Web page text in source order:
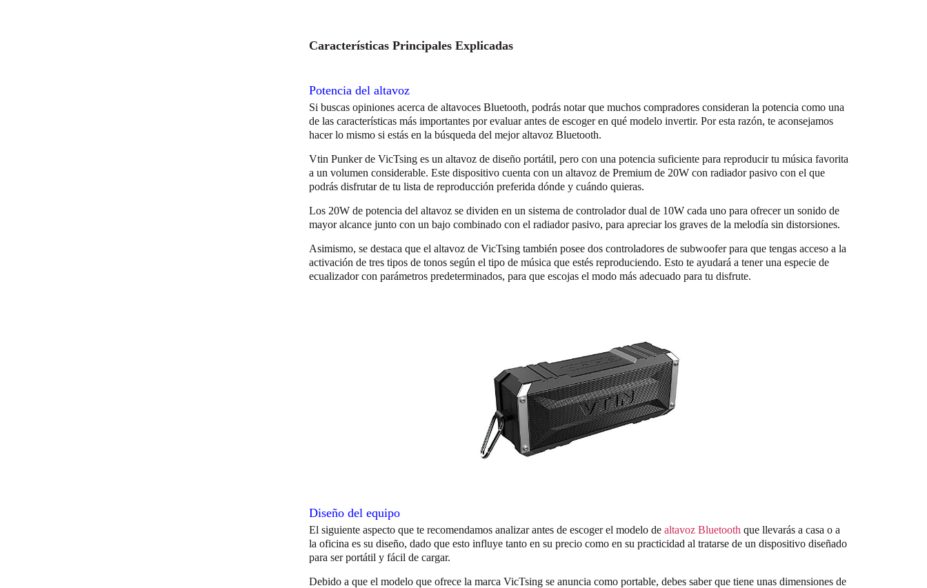
Características Principales Explicadas
Potencia del altavoz
Si buscas opiniones acerca de altavoces Bluetooth, podrás notar que muchos compradores consideran la potencia como una
de las características más importantes por evaluar antes de escoger en qué modelo invertir. Por esta razón, te aconsejamos
hacer lo mismo si estás en la búsqueda del mejor altavoz Bluetooth.
Vtin Punker de VicTsing es un altavoz de diseño portátil, pero con una potencia suficiente para reproducir tu música favorita
a un volumen considerable. Este dispositivo cuenta con un altavoz de Premium de 20W con radiador pasivo con el que
podrás disfrutar de tu lista de reproducción preferida dónde y cuándo quieras.
Los 20W de potencia del altavoz se dividen en un sistema de controlador dual de 10W cada uno para ofrecer un sonido de
mayor alcance junto con un bajo combinado con el radiador pasivo, para apreciar los graves de la melodía sin distorsiones.
Asimismo, se destaca que el altavoz de VicTsing también posee dos controladores de subwoofer para que tengas acceso a la
activación de tres tipos de tonos según el tipo de música que estés reproduciendo. Esto te ayudará a tener una especie de
ecualizador con parámetros predeterminados, para que escojas el modo más adecuado para tu disfrute.
Diseño del equipo
El siguiente aspecto que te recomendamos analizar antes de escoger el modelo dealtavoz Bluetooth que llevarás a casa o a
la oficina es su diseño, dado que esto influye tanto en su precio como en su practicidad al tratarse de un dispositivo diseñado
para ser portátil y fácil de cargar.
Debido a que el modelo que ofrece la marca VicTsing se anuncia como portable, debes saber que tiene unas dimensiones de